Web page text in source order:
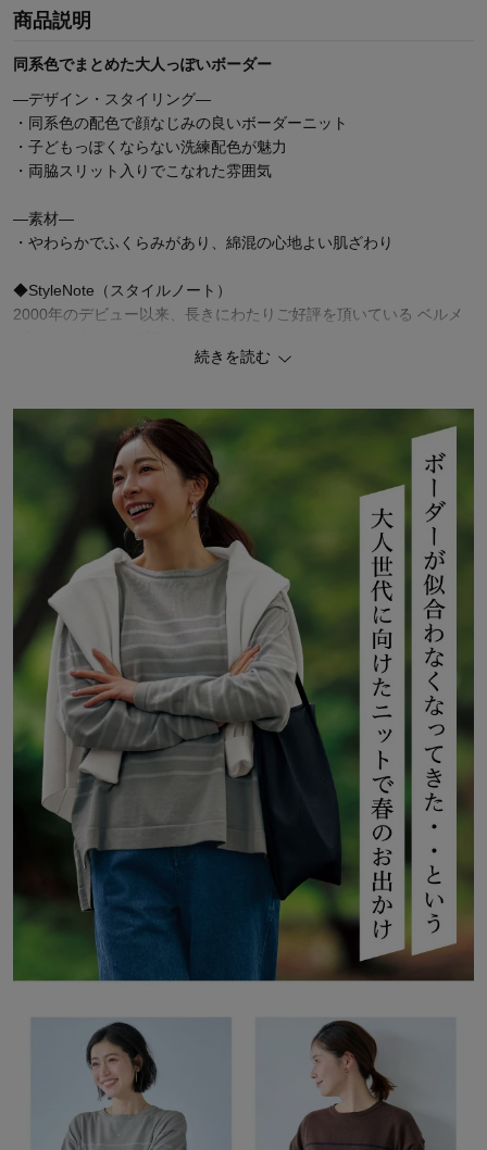
商品説明
同系色でまとめた大人っぽいボーダー
―デザイン・スタイリング―
・同系色の配色で顔なじみの良いボーダーニット
・子どもっぽくならない洗練配色が魅力
・両脇スリット入りでこなれた雰囲気
―素材―
・やわらかでふくらみがあり、綿混の心地よい肌ざわり
◆StyleNote（スタイルノート）
2000年のデビュー以来、長きにわたりご好評を頂いている ベルメ
トレンドを適度に取り入れながら、素材・仕立て・シルエットに至
しくなるスタイルをお届けします。
続きを読む